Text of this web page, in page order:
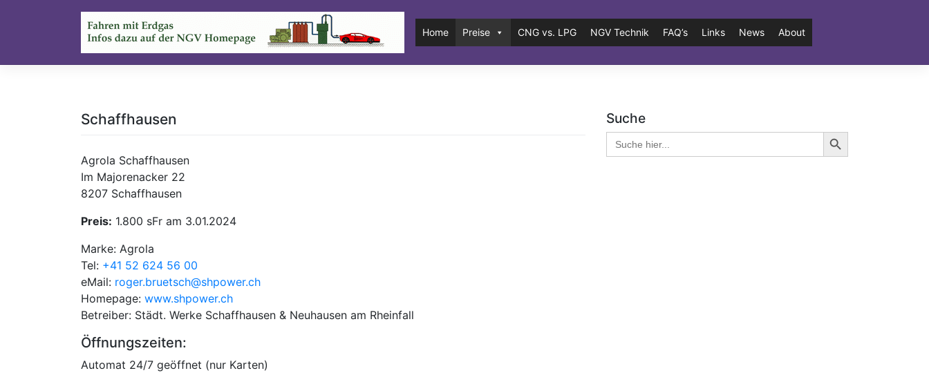
Home Preise CNG vs. LPG NGV Technik FAQ’s Links News About
Schaffhausen
Agrola Schaffhausen
Im Majorenacker 22
8207 Schaffhausen
Preis: 1.800 sFr am 3.01.2024
Marke: Agrola
Tel: +41 52 624 56 00
eMail: roger.bruetsch@shpower.ch
Homepage: www.shpower.ch
Betreiber: Städt. Werke Schaffhausen & Neuhausen am Rheinfall
Öffnungszeiten:
Automat 24/7 geöffnet (nur Karten)
Suche
Search
for:
Search Button